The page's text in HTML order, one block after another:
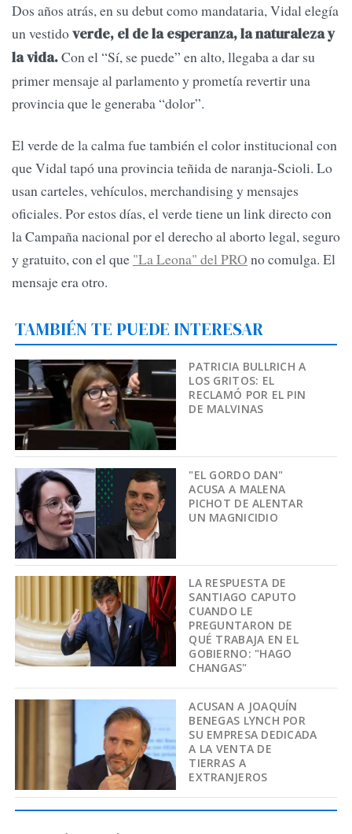
Dos años atrás, en su debut como mandataria, Vidal elegía
un vestidoverde, el de la esperanza, la naturaleza y
la vida.Con el “Sí, se puede” en alto, llegaba a dar su
primer mensaje al parlamento y prometía revertir una
provincia que le generaba “dolor”.
El verde de la calma fue también el color institucional con
que Vidal tapó una provincia teñida de naranja-Scioli. Lo
usan carteles, vehículos, merchandising y mensajes
oficiales. Por estos días, el verde tiene un link directo con
la Campaña nacional por el derecho al aborto legal, seguro
y gratuito, con el que "La Leona" del PRO no comulga. El
mensaje era otro.
TAMBIÉN TE PUEDE INTERESAR
PATRICIA BULLRICH A
LOS GRITOS: EL
RECLAMÓ POR EL PIN
DE MALVINAS
"EL GORDO DAN"
ACUSA A MALENA
PICHOT DE ALENTAR
UN MAGNICIDIO
LA RESPUESTA DE
SANTIAGO CAPUTO
CUANDO LE
PREGUNTARON DE
QUÉ TRABAJA EN EL
GOBIERNO: "HAGO
CHANGAS"
ACUSAN A JOAQUÍN
BENEGAS LYNCH POR
SU EMPRESA DEDICADA
A LA VENTA DE
TIERRAS A
EXTRANJEROS